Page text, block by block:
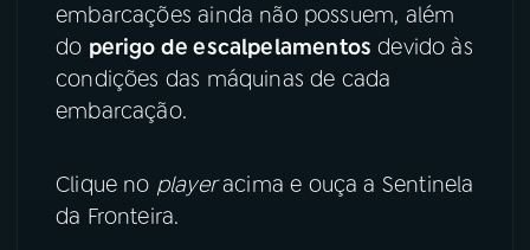
embarcações ainda não possuem, além
do perigo de escalpelamentos devido às
condições das máquinas de cada
embarcação.
Clique no playeracima e ouça a Sentinela
da Fronteira.